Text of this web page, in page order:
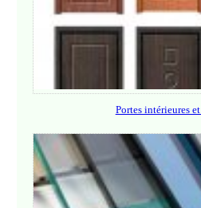
Portes intérieures